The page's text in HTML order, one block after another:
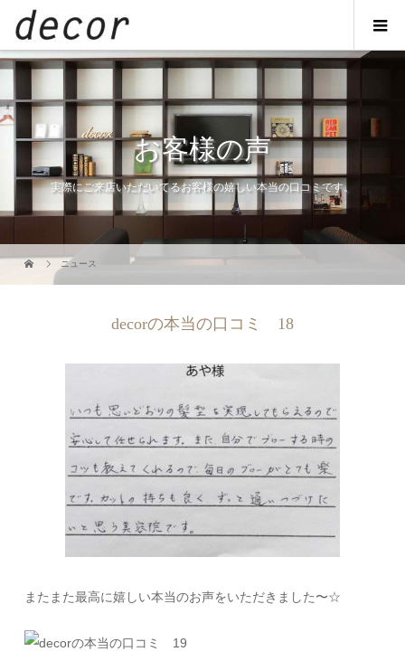
お客様の声
実際にご来店いただいてるお客様の嬉しい本当の口コミです。
ニュース
decorの本当の口コミ 18
またまた最高に嬉しい本当のお声をいただきました〜☆